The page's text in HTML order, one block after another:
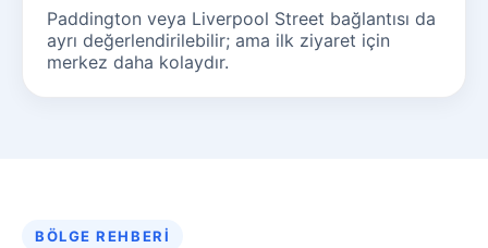
Paddington veya Liverpool Street bağlantısı da
ayrı değerlendirilebilir; ama ilk ziyaret için
merkez daha kolaydır.
BÖLGE REHBERI